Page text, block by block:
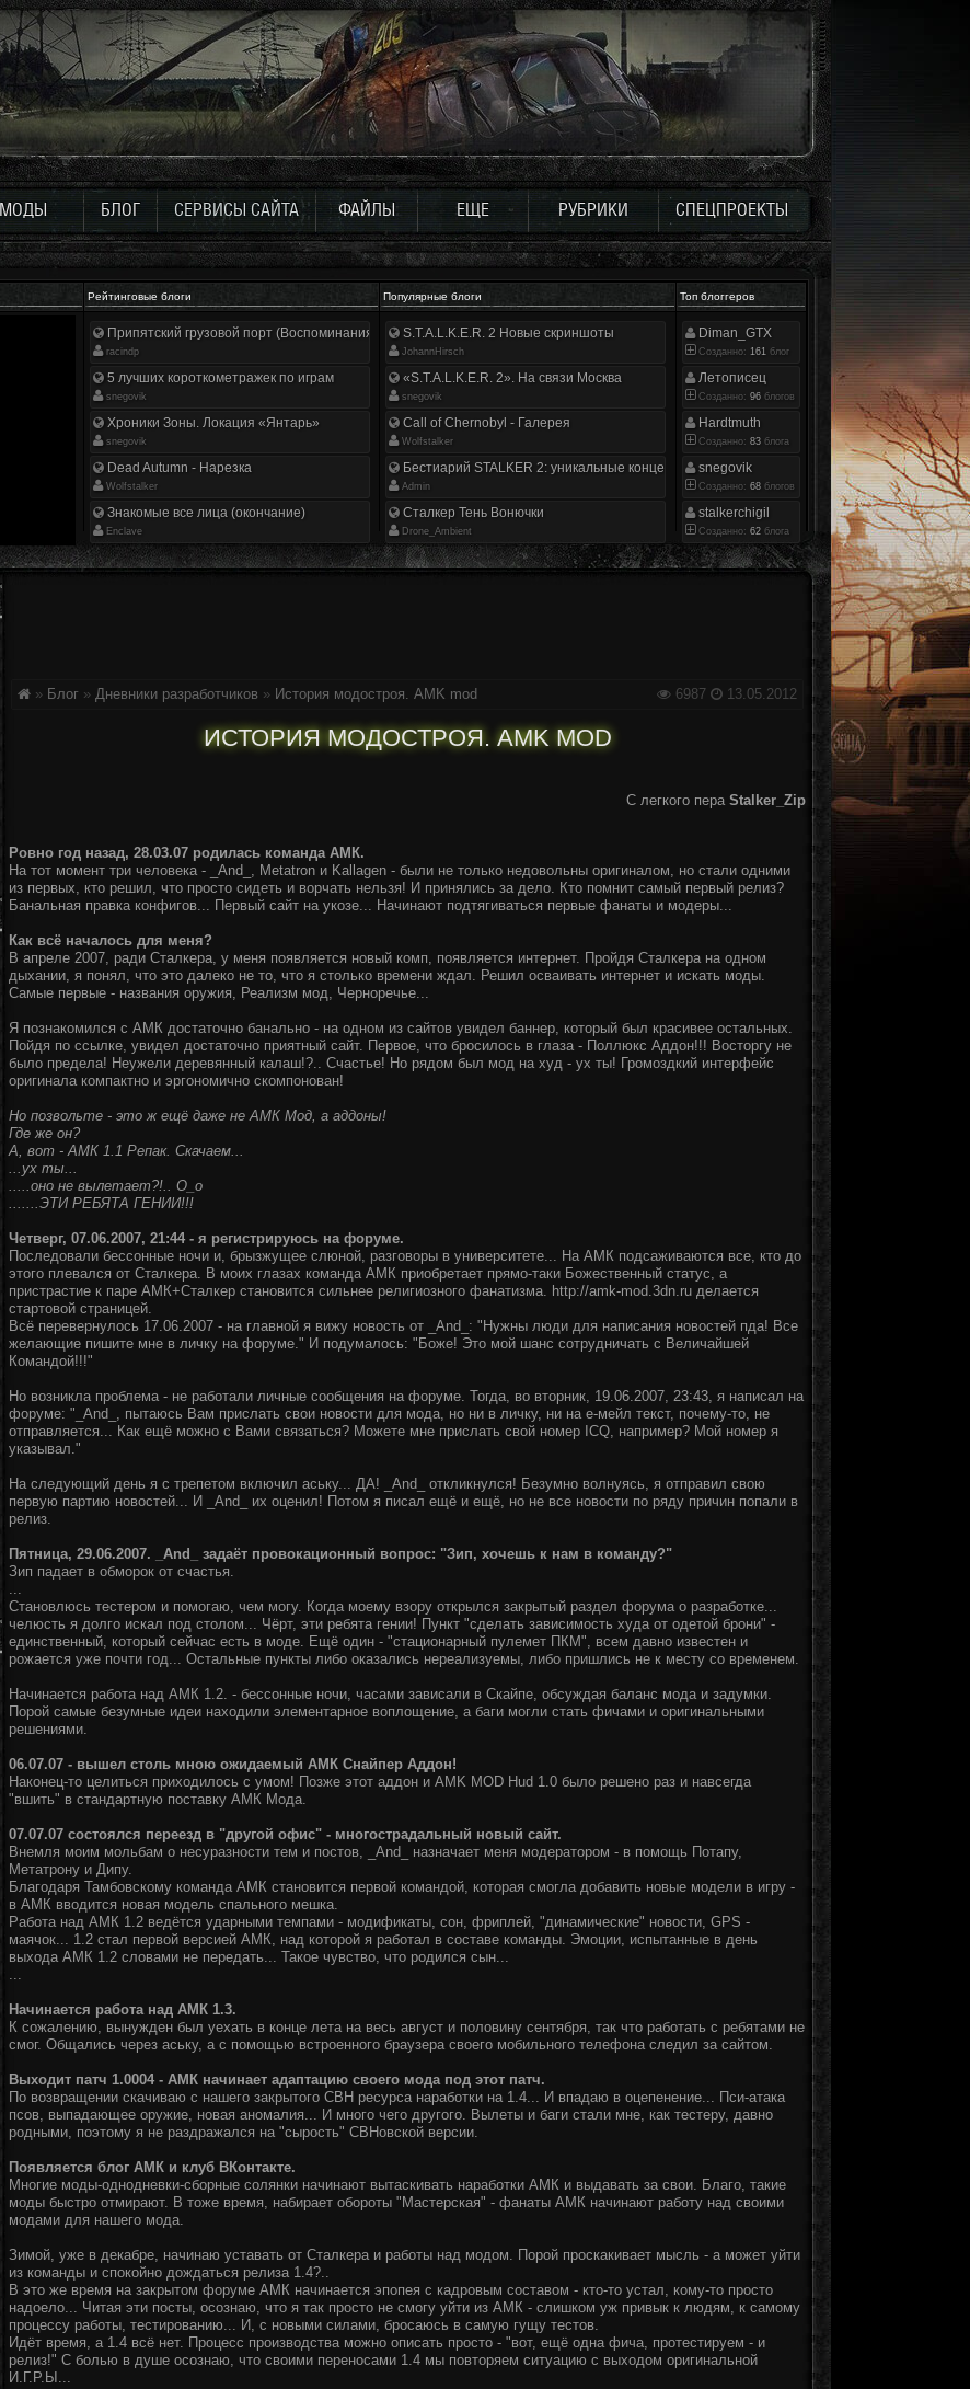
МОДЫ БЛОГ СЕРВИСЫ САЙТА ФАЙЛЫ ЕЩЕ РУБРИКИ СПЕЦПРОЕКТЫ
Рейтинговые блоги Популярные блоги Топ блоггеров
Припятский грузовой порт (Воспоминания ликвидатора)
racindp
5 лучших короткометражек по играм
snegovik
Хроники Зоны. Локация «Янтарь»
snegovik
Dead Autumn - Нарезка
Wolfstalker
Знакомые все лица (окончание)
Enclave
S.T.A.L.K.E.R. 2 Новые скриншоты
JohannHirsch
«S.T.A.L.K.E.R. 2». На связи Москва
snegovik
Call of Chernobyl - Галерея
Wolfstalker
Бестиарий STALKER 2: уникальные концепт-арты
Аdmin
Сталкер Тень Вонючки
Drone_Ambient
Diman_GTX
Созданно: 161 блог
Летописец
Созданно: 96 блогов
Hardtmuth
Созданно: 83 блога
snegovik
Созданно: 68 блогов
stalkerchigil
Созданно: 62 блога
6987 13.05.2012
» Блог » Дневники разработчиков » История модостроя. AMK mod
ИСТОРИЯ МОДОСТРОЯ. AMK MOD
С легкого пера Stalker_Zip
Ровно год назад, 28.03.07 родилась команда АМК.
На тот момент три человека - _And_, Metatron и Kallagen - были не только недовольны оригиналом, но стали одними
из первых, кто решил, что просто сидеть и ворчать нельзя! И принялись за дело. Кто помнит самый первый релиз?
Банальная правка конфигов... Первый сайт на укозе... Начинают подтягиваться первые фанаты и модеры...
Как всё началось для меня?
В апреле 2007, ради Сталкера, у меня появляется новый комп, появляется интернет. Пройдя Сталкера на одном
дыхании, я понял, что это далеко не то, что я столько времени ждал. Решил осваивать интернет и искать моды.
Самые первые - названия оружия, Реализм мод, Черноречье...
Я познакомился с АМК достаточно банально - на одном из сайтов увидел баннер, который был красивее остальных.
Пойдя по ссылке, увидел достаточно приятный сайт. Первое, что бросилось в глаза - Поллюкс Аддон!!! Восторгу не
было предела! Неужели деревянный калаш!?.. Счастье! Но рядом был мод на худ - ух ты! Громоздкий интерфейс
оригинала компактно и эргономично скомпонован!
Но позвольте - это ж ещё даже не АМК Мод, а аддоны!
Где же он?
А, вот - АМК 1.1 Репак. Скачаем...
...ух ты...
.....оно не вылетает?!.. О_о
.......ЭТИ РЕБЯТА ГЕНИИ!!!
Четверг, 07.06.2007, 21:44 - я регистрируюсь на форуме.
Последовали бессонные ночи и, брызжущее слюной, разговоры в университете... На АМК подсаживаются все, кто до
этого плевался от Сталкера. В моих глазах команда АМК приобретает прямо-таки Божественный статус, а
пристрастие к паре АМК+Сталкер становится сильнее религиозного фанатизма. http://amk-mod.3dn.ru делается
стартовой страницей.
Всё перевернулось 17.06.2007 - на главной я вижу новость от _And_: "Нужны люди для написания новостей пда! Все
желающие пишите мне в личку на форуме." И подумалось: "Боже! Это мой шанс сотрудничать с Величайшей
Командой!!!"
Но возникла проблема - не работали личные сообщения на форуме. Тогда, во вторник, 19.06.2007, 23:43, я написал на
форуме: "_And_, пытаюсь Вам прислать свои новости для мода, но ни в личку, ни на е-мейл текст, почему-то, не
отправляется... Как ещё можно с Вами связаться? Можете мне прислать свой номер ICQ, например? Мой номер я
указывал."
На следующий день я с трепетом включил аську... ДА! _And_ откликнулся! Безумно волнуясь, я отправил свою
первую партию новостей... И _And_ их оценил! Потом я писал ещё и ещё, но не все новости по ряду причин попали в
релиз.
Пятница, 29.06.2007. _And_ задаёт провокационный вопрос: "Зип, хочешь к нам в команду?"
Зип падает в обморок от счастья.
...
Становлюсь тестером и помогаю, чем могу. Когда моему взору открылся закрытый раздел форума о разработке...
челюсть я долго искал под столом... Чёрт, эти ребята гении! Пункт "сделать зависимость худа от одетой брони" -
единственный, который сейчас есть в моде. Ещё один - "стационарный пулемет ПКМ", всем давно известен и
рожается уже почти год... Остальные пункты либо оказались нереализуемы, либо пришлись не к месту со временем.
Начинается работа над АМК 1.2. - бессонные ночи, часами зависали в Скайпе, обсуждая баланс мода и задумки.
Порой самые безумные идеи находили элементарное воплощение, а баги могли стать фичами и оригинальными
решениями.
06.07.07 - вышел столь мною ожидаемый АМК Снайпер Аддон!
Наконец-то целиться приходилось с умом! Позже этот аддон и AMK MOD Hud 1.0 было решено раз и навсегда
"вшить" в стандартную поставку АМК Мода.
07.07.07 состоялся переезд в "другой офис" - многострадальный новый сайт.
Внемля моим мольбам о несуразности тем и постов, _And_ назначает меня модератором - в помощь Потапу,
Метатрону и Дипу.
Благодаря Тамбовскому команда АМК становится первой командой, которая смогла добавить новые модели в игру -
в АМК вводится новая модель спального мешка.
Работа над АМК 1.2 ведётся ударными темпами - модификаты, сон, фриплей, "динамические" новости, GPS -
маячок... 1.2 стал первой версией АМК, над которой я работал в составе команды. Эмоции, испытанные в день
выхода АМК 1.2 словами не передать... Такое чувство, что родился сын...
...
Начинается работа над АМК 1.3.
К сожалению, вынужден был уехать в конце лета на весь август и половину сентября, так что работать с ребятами не
смог. Общались через аську, а с помощью встроенного браузера своего мобильного телефона следил за сайтом.
Выходит патч 1.0004 - АМК начинает адаптацию своего мода под этот патч.
По возвращении скачиваю с нашего закрытого СВН ресурса наработки на 1.4... И впадаю в оцепенение... Пси-атака
псов, выпадающее оружие, новая аномалия... И много чего другого. Вылеты и баги стали мне, как тестеру, давно
родными, поэтому я не раздражался на "сырость" СВНовской версии.
Появляется блог АМК и клуб ВКонтакте.
Многие моды-однодневки-сборные солянки начинают вытаскивать наработки АМК и выдавать за свои. Благо, такие
моды быстро отмирают. В тоже время, набирает обороты "Мастерская" - фанаты АМК начинают работу над своими
модами для нашего мода.
Зимой, уже в декабре, начинаю уставать от Сталкера и работы над модом. Порой проскакивает мысль - а может уйти
из команды и спокойно дождаться релиза 1.4?..
В это же время на закрытом форуме АМК начинается эпопея с кадровым составом - кто-то устал, кому-то просто
надоело... Читая эти посты, осознаю, что я так просто не смогу уйти из АМК - слишком уж привык к людям, к самому
процессу работы, тестированию... И, с новыми силами, бросаюсь в самую гущу тестов.
Идёт время, а 1.4 всё нет. Процесс производства можно описать просто - "вот, ещё одна фича, протестируем - и
релиз!" С болью в душе осознаю, что своими переносами 1.4 мы повторяем ситуацию с выходом оригинальной
И.Г.Р.Ы...